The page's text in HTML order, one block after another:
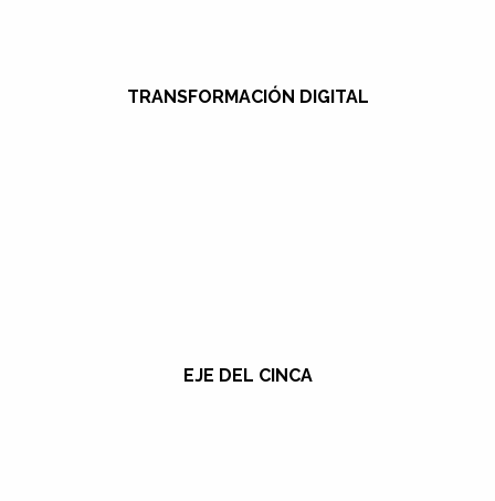
TRANSFORMACIÓN DIGITAL
EJE DEL CINCA